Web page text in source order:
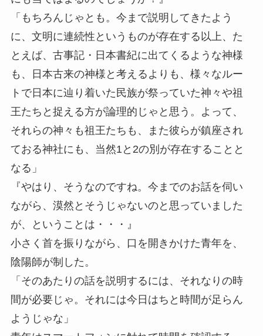
「もちろんじゃとも。今まで説明してきたよう
に、文明に連続性というものが存在する以上、た
とえば、古事記・日本書紀に出てくるような神様
も、日本古来の神様と考えるよりも、様々なルー
トで日本に辿り着いた民族が祭っていた神々や祖
王たちと捉える方が論理的じゃと思う。よって、
それらの神々も祖王たちも、また彼らが鎮座され
ておる神社にも、当然1と2の別が存在することと
なる」
『やはり、そうなのですね。今までのお話を伺い
ながら、漠然とそうじゃないのと思っていました
が、ということは・・・』
小さく首を振りながら、口を開きかけた青年を、
陰陽師が制した。
「そのあたりの話を説明するには、それなりの時
間が必要じゃ。それには今日はちと時間が足らん
ようじゃな」